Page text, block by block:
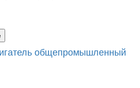
общепромышленный